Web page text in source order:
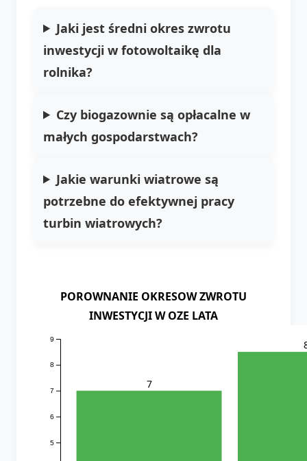
Jaki jest średni okres zwrotu
inwestycji w fotowoltaikę dla
rolnika?
Czy biogazownie są opłacalne w
małych gospodarstwach?
Jakie warunki wiatrowe są
potrzebne do efektywnej pracy
turbin wiatrowych?
POROWNANIE OKRESOW ZWROTU
INWESTYCJI W OZE LATA
5
6
7
8
9
7